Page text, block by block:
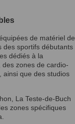
de matériel de
des sportifs débutants
dédiés à la
zones de cardio-
ainsi que des studios
La Teste-de-Buch
zones spécifiques